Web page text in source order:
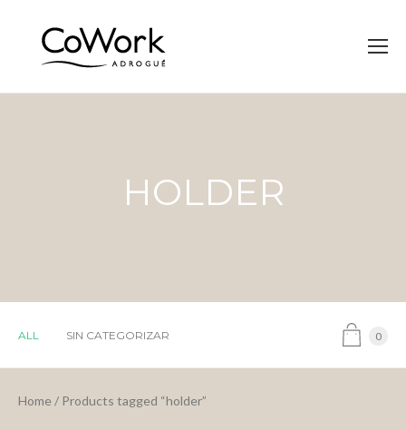
HOLDER
ALL SIN CATEGORIZAR 0
Home / Products tagged “holder”